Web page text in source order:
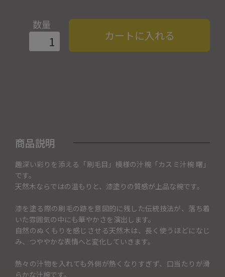
数量
カートに入れる
商品説明
趣深い彩りを添える「刷毛目」模様の汁椀「カスミ汁椀 曙」
です。
天然木ならではの温もりと、漆塗りの質感が上品な椀です。
漆を塗る際の刷毛の跡を意図的に残した伝統技法が、落ち着
いた雰囲気の中にも華やかさを演出します。
自然のぬくもりを感じさせる天然木は、長く使うほどになじ
み、つややかな表情へと変化していきます。
熱々の汁物を入れても外側が熱くなりすぎず、口当たりが滑
らかな汁椀です。